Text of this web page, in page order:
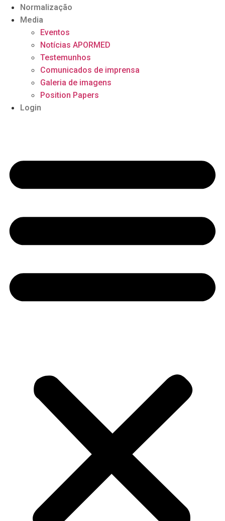
Normalização
Media
Eventos
Notícias APORMED
Testemunhos
Comunicados de imprensa
Galeria de imagens
Position Papers
Login